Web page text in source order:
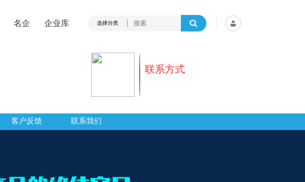
名企 企业库 选择分类
联系方式
客户反馈 联系我们